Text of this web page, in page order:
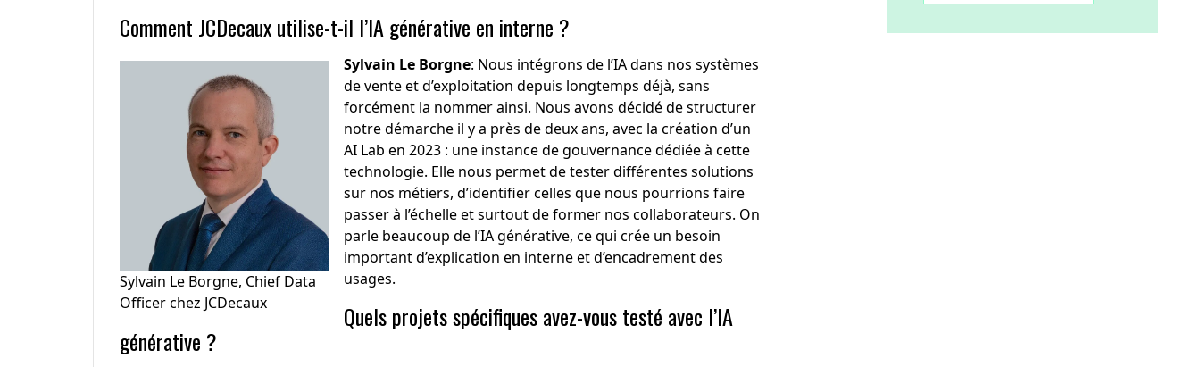
Comment JCDecaux utilise-t-il l’IA générative en interne ?
Sylvain Le Borgne, Chief Data
Officer chez JCDecaux
Sylvain Le Borgne: Nous intégrons de l’IA dans nos systèmes
de vente et d’exploitation depuis longtemps déjà, sans
forcément la nommer ainsi. Nous avons décidé de structurer
notre démarche il y a près de deux ans, avec la création d’un
AI Lab en 2023 : une instance de gouvernance dédiée à cette
technologie. Elle nous permet de tester différentes solutions
sur nos métiers, d’identifier celles que nous pourrions faire
passer à l’échelle et surtout de former nos collaborateurs. On
parle beaucoup de l’IA générative, ce qui crée un besoin
important d’explication en interne et d’encadrement des
usages.
Quels projets spécifiques avez-vous testé avec l’IA
générative ?